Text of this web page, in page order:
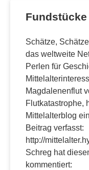
Fundstücke
Schätze,
das weltweite
Perlen für
Magdalenenflut
Flutkatastrophe,
Mittelalterblog
Beitrag verfasst:
http://
Schreg hat
kommentiert: